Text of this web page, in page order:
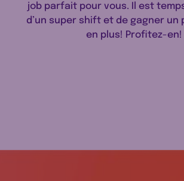
job parfait pour vous. Il est
d’un super shift et de gagner un
en plus! Profitez-en!